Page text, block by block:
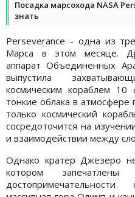
Посадка марсохода NASA
знать
Perseverance - одна из
Марса в этом месяце.
аппарат Объединенных
выпустила
космическим кораблем
тонкие облака в
только космический
сосредоточится на
и взаимодействии между
Однако кратер Джезеро
котором запечатлены